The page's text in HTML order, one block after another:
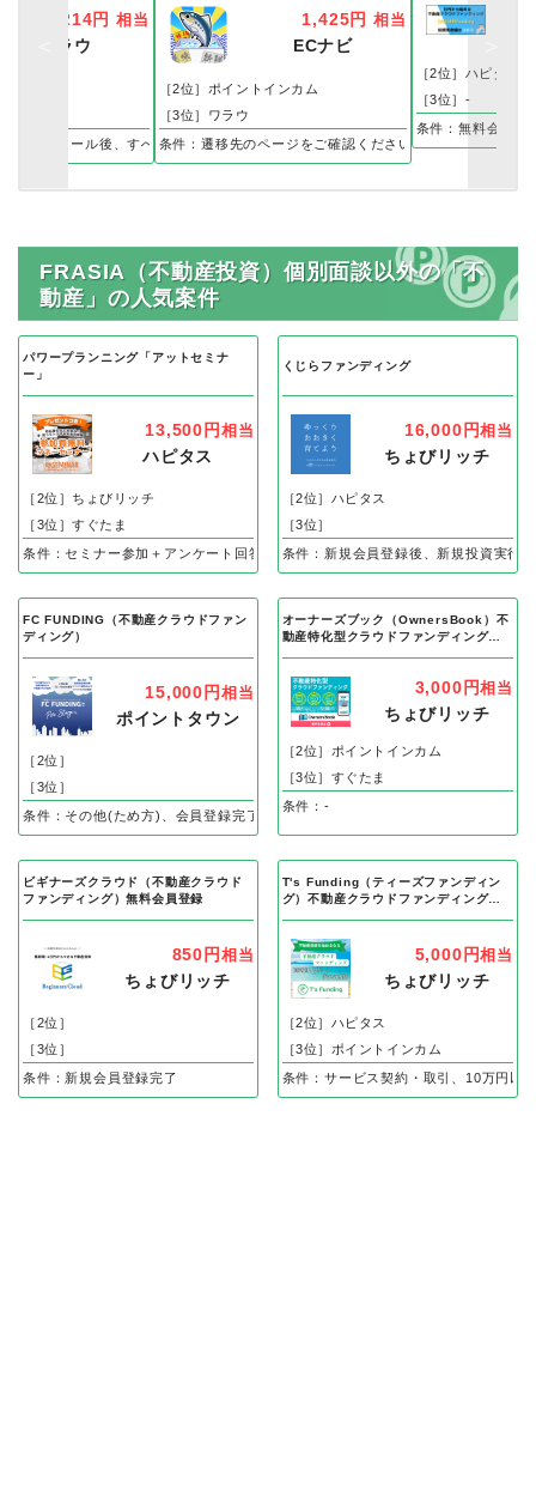
5,214円 相当
ワラウ
インストール後、すべての【StepUpミッション】をクリア
1,425円 相当
ECナビ
［2位］ポイントインカム
［3位］ワラウ
条件：遷移先のページをご確認ください。
［2位］ハピタス
［3位］-
条件：無料会員登
FRASIA（不動産投資）個別面談以外の「不
動産」の人気案件
パワープランニング「アットセミナ
ー」
13,500円 相当
ハピタス
［2位］ちょびリッチ
［3位］すぐたま
条件：セミナー参加＋アンケート回答
くじらファンディング
16,000円相当
ちょびリッチ
［2位］ハピタス
［3位］
条件：新規会員登録後、新規投資実行
FC FUNDING（不動産クラウドファン
ディング）
15,000円 相当
ポイントタウン
［2位］
［3位］
条件：その他(ため方)、会員登録完了＋投資完了から60日で
オーナーズブック（OwnersBook）不
動産特化型クラウドファンディング
3,000円相当
ちょびリッチ
［2位］ポイントインカム
［3位］すぐたま
条件：-
ビギナーズクラウド（不動産クラウド
ファンディング）無料会員登録
850円 相当
ちょびリッチ
［2位］
［3位］
条件：新規会員登録完了
T's Funding（ティーズファンディン
グ）不動産クラウドファンディング
5,000円相当
ちょびリッチ
［2位］ハピタス
［3位］ポイントインカム
条件：サービス契約・取引、10万円以